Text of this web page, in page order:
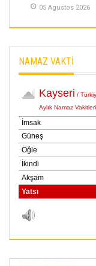
05 Agustos 2026
NAMAZ VAKTİ